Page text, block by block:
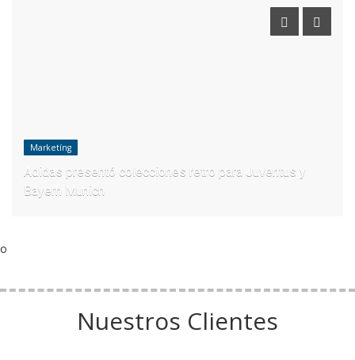
Marketíng
Adidas presentó colecciones retro para Juventus y
Bayern Munich
o
Nuestros Clientes